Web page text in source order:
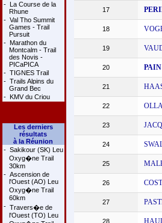
- La Course de la
Rhune
- Val Tho Summit
Games - Trail
Pursuit
- Marathon du
Montcalm - Trail
des Novis -
PICaPICA
- TIGNES Trail
- Trails Alpins du
Grand Bec
- KMV du Criou
Les derniers
résultats
à la Réunion
- Sakikour (SK) Leu
Oxyg�ne Trail
30km
- Ascension de
l'Ouest (AO) Leu
Oxyg�ne Trail
60km
- Travers�e de
l'Ouest (TO) Leu
17
18
19
20 PAIN
21
22
23
24
25
26
27
28